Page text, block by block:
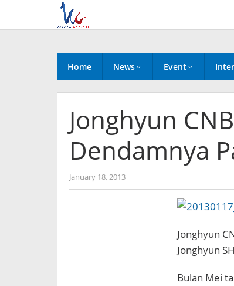
content
Home News Event
Jonghyun
Dendamnya
January 18, 2013by
Koreanindo
Jonghyun
Jonghyun
Bulan Mei